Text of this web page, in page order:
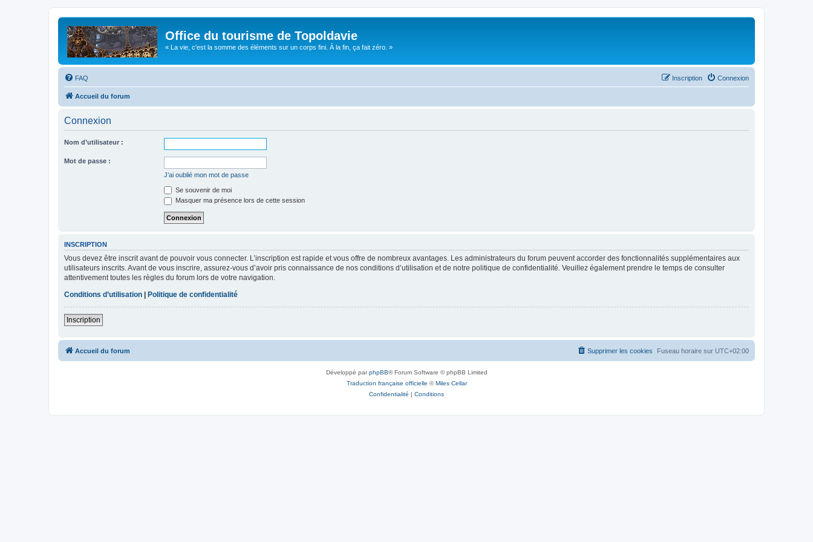
Office du tourisme de Topoldavie
« La vie, c'est la somme des éléments sur un corps fini. À la fin, ça fait zéro. »
FAQ Connexion
Inscription
Accueil du forum
Connexion
Nom d’utilisateur :
Mot de passe :
J’ai oublié mon mot de passe
Se souvenir de moi
Masquer ma présence lors de cette session
INSCRIPTION
Vous devez être inscrit avant de pouvoir vous connecter. L’inscription est rapide et vous offre de nombreux avantages. Les administrateurs du forum peuvent accorder des fonctionnalités supplémentaires aux
utilisateurs inscrits. Avant de vous inscrire, assurez-vous d’avoir pris connaissance de nos conditions d’utilisation et de notre politique de confidentialité. Veuillez également prendre le temps de consulter
attentivement toutes les règles du forum lors de votre navigation.
Conditions d’utilisation
Politique de confidentialité
Inscription
Accueil du forum Fuseau horaire sur UTC+02:00
Supprimer les cookies
Développé parphpBB® Forum Software © phpBB Limited
Traduction française officielle ©Miles Cellar
Confidentialité | Conditions